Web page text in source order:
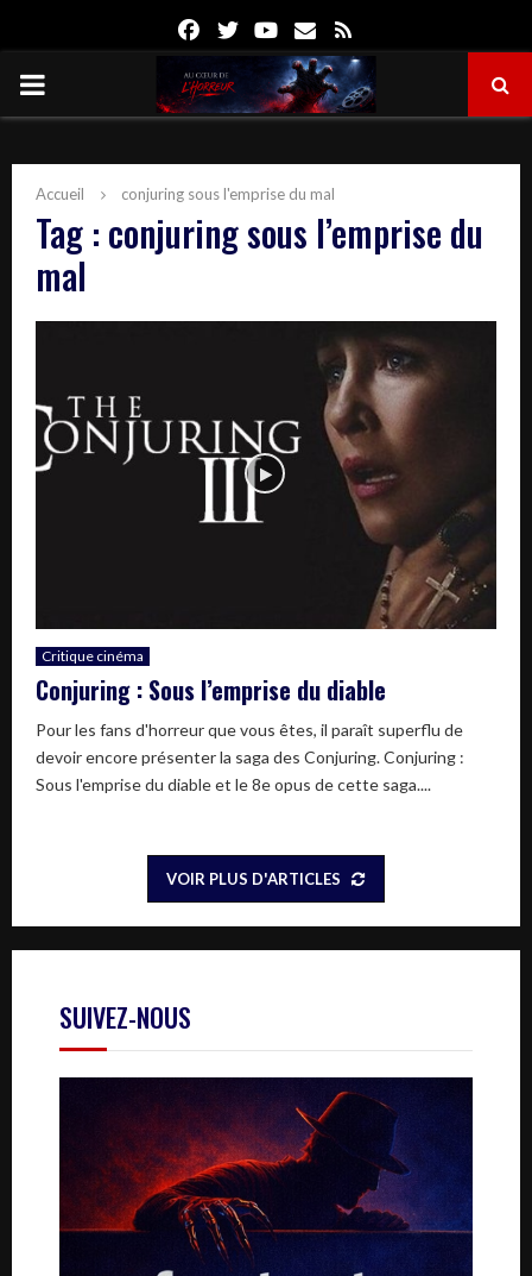
FacebookTwitterYoutube
Email
PRIMARY
Accueil conjuring sous l'emprise du mal
Tag : conjuring sous l’emprise du
mal
Critique cinéma
Conjuring : Sous l’emprise du diable
Pour les fans d'horreur que vous êtes, il paraît superflu de
devoir encore présenter la saga des Conjuring. Conjuring :
Sous l'emprise du diable et le 8e opus de cette saga....
VOIR PLUS D'ARTICLES
SUIVEZ-NOUS